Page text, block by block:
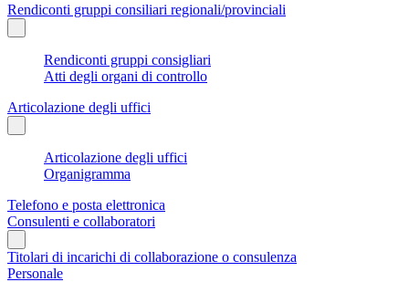
Rendiconti gruppi consiliari regionali/provinciali
Rendiconti gruppi consigliari
Atti degli organi di controllo
Articolazione degli uffici
Articolazione degli uffici
Organigramma
Telefono e posta elettronica
Consulenti e collaboratori
Titolari di incarichi di collaborazione o consulenza
Personale